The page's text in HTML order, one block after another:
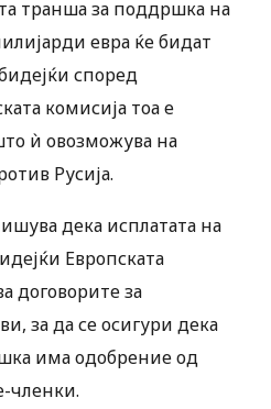
транша за поддршка на
евра ќе бидат
според
комисија тоа е
ѝ овозможува на
Русија.
дека исплатата на
Европската
договорите за
за да се осигури дека
има одобрение од
членки.